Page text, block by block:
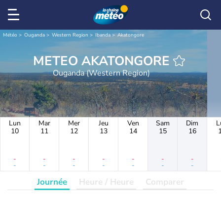
Météo Ouganda Western Region Ibanda Akatongore
METEO AKATONGORE
Ouganda (Western Region)
Lun
10
-
-
Mar
11
-
-
Mer
12
-
-
Jeu
13
-
-
Ven
14
-
-
Sam
15
-
-
Dim
16
-
-
Journée Heure / Heure Comparer